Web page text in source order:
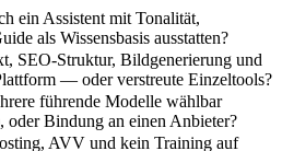
ein Assistent mit Tonalität,
als Wissensbasis ausstatten?
SEO-Struktur, Bildgenerierung und
— oder verstreute Einzeltools?
führende Modelle wählbar
oder Bindung an einen Anbieter?
AVV und kein Training auf